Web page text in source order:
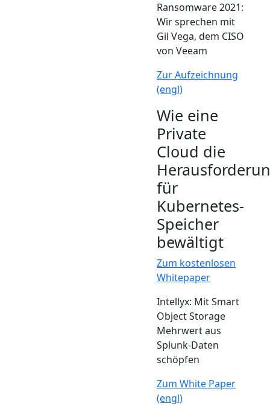
Ransomware 2021:
Wir sprechen mit
Gil Vega, dem CISO
von Veeam
Zur Aufzeichnung
(engl)
Wie eine
Private
Cloud die
für
Kubernetes-
Speicher
bewältigt
Zum kostenlosen
Whitepaper
Intellyx: Mit Smart
Object Storage
Mehrwert aus
Splunk-Daten
schöpfen
Zum White Paper
(engl)